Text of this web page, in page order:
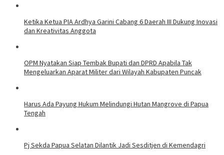
Ketika Ketua PIA Ardhya Garini Cabang 6 Daerah III Dukung Inovasi
dan Kreativitas Anggota
OPM Nyatakan Siap Tembak Bupati dan DPRD Apabila Tak
Mengeluarkan Aparat Militer dari Wilayah Kabupaten Puncak
Harus Ada Payung Hukum Melindungi Hutan Mangrove di Papua
Tengah
Pj Sekda Papua Selatan Dilantik Jadi Sesditjen di Kemendagri